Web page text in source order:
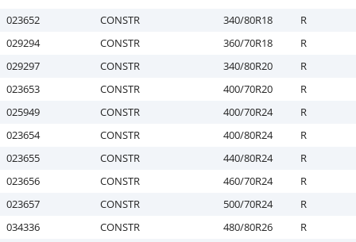
023652
CONSTR 340/80R18
R
029294
CONSTR 360/70R18
R
029297
CONSTR 340/80R20
R
023653
CONSTR 400/70R20
R
025949
CONSTR 400/70R24
R
023654
CONSTR 400/80R24
R
023655
CONSTR 440/80R24
R
023656
CONSTR 460/70R24
R
023657
CONSTR 500/70R24
R
034336
CONSTR 480/80R26
R